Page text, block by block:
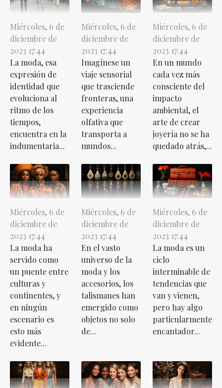
Miércoles, 6 de
diciembre de
2023 17:44
La moda, esa
expresión de
identidad que
evoluciona al
ritmo de los
tiempos,
encuentra en la
indumentaria...
Miércoles, 6 de
diciembre de
2023 17:44
Imagínese un
viaje sensorial
que trasciende
fronteras, una
experiencia
olfativa que
transporta a
mundos...
Miércoles, 6 de
diciembre de
2023 17:44
En un mundo
cada vez más
consciente del
impacto
ambiental, el
arte de crear
joyería no se ha
quedado atrás,...
Miércoles, 6 de
diciembre de
2023 17:44
La moda ha
servido como
un puente entre
culturas y
continentes, y
en ningún
escenario es
esto más
evidente...
Miércoles, 6 de
diciembre de
2023 17:44
En el vasto
universo de la
moda y los
accesorios, los
talismanes han
emergido como
objetos no solo
de...
Miércoles, 6 de
diciembre de
2023 17:44
La moda es un
ciclo
interminable de
tendencias que
van y vienen,
pero hay algo
particularmente
encantador...